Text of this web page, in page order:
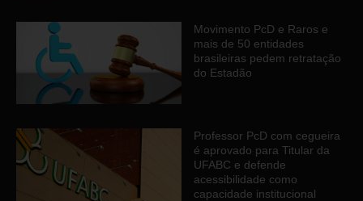
Movimento PcD e Raros e
mais de 50 entidades
brasileiras pedem retratação
do Estadão
Professor PcD com cegueira
é aprovado para Titular da
UFABC e defende
acessibilidade como
capacidade institucional